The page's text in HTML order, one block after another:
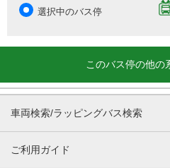
選択中のバス停
このバス停の他の
車両検索/ラッピングバス検索
ご利用ガイド